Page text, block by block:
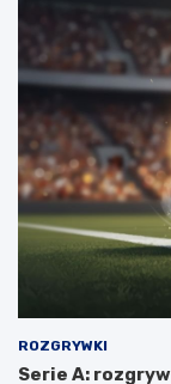
ROZGRYWKI
Serie A: